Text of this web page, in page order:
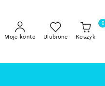
Moje konto Ulubione Koszyk
0